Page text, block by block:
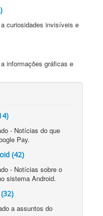
curiosidades invisíveis e
informações gráficas e
- Notícias do que
Pay.
(42)
- Notícias sobre o
sistema Android.
a assuntos do